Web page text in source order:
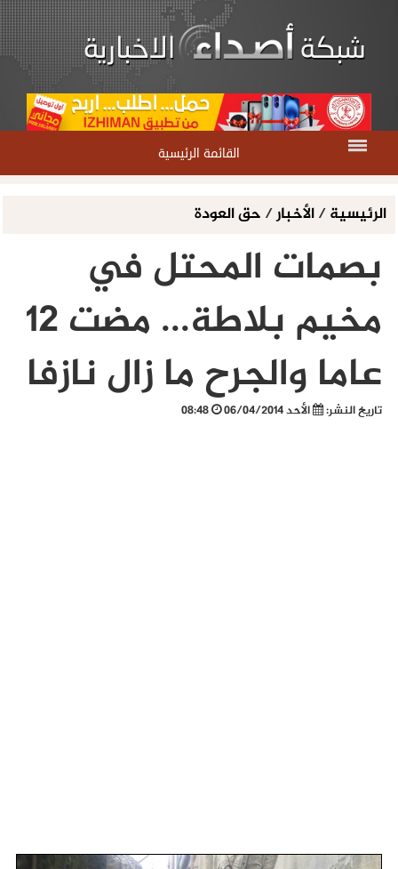
القائمة الرئيسية
الرئيسية/الأخبار/ حق العودة
بصمات المحتل في
مخيم بلاطة... مضت 12
عاما والجرح ما زال نازفا
تاريخ النشر: الأحد 06/04/2014